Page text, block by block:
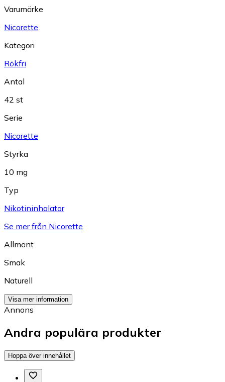
Varumärke
Nicorette
Kategori
Rökfri
Antal
42 st
Serie
Nicorette
Styrka
10 mg
Typ
Nikotininhalator
Se mer från Nicorette
Allmänt
Smak
Naturell
Visa mer information
Annons
Andra populära produkter
Hoppa över innehållet